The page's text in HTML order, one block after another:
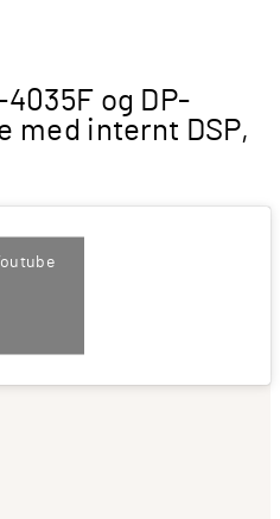
og DP-
med internt DSP,